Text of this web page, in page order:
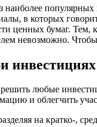
в которых
ценных бумаг. Тем,
невозможно.
любые
и облегчить
на кратко-,